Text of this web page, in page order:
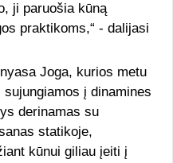
ji paruošia kūną
praktikoms,“ - dalijasi
Joga, kurios metu
į dinamines
derinamas su
statikoje,
kūnui giliau įeiti į